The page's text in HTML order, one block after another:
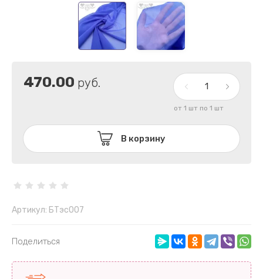
470.00 руб.
от 1 шт по 1 шт
В корзину
Артикул: БТэс007
Поделиться